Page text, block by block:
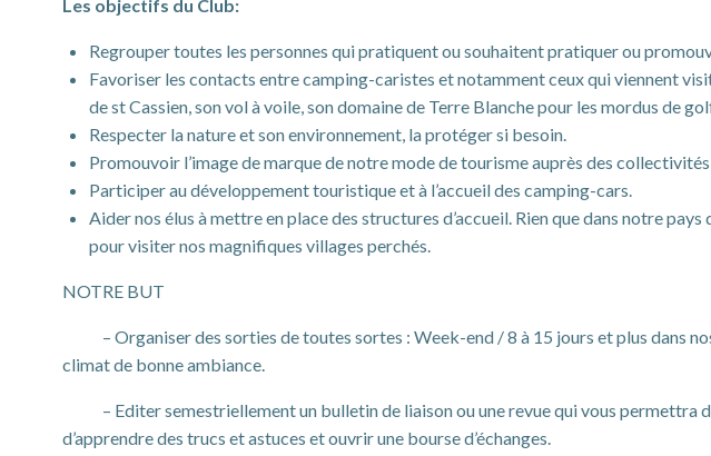
Les objectifs du Club:
Regrouper toutes les personnes qui pratiquent ou souhaitent pratiquer ou
Favoriser les contacts entre camping-caristes et notamment ceux qui viennent
de st Cassien, son vol à voile, son domaine de Terre Blanche pour les mordus de
Respecter la nature et son environnement, la protéger si besoin.
Promouvoir l’image de marque de notre mode de tourisme auprès des
Participer au développement touristique et à l’accueil des camping-cars.
Aider nos élus à mettre en place des structures d’accueil. Rien que dans notre
pour visiter nos magnifiques villages perchés.
NOTRE BUT
– Organiser des sorties de toutes sortes : Week-end / 8 à 15 jours et plus dans
climat de bonne ambiance.
– Editer semestriellement un bulletin de liaison ou une revue qui vous permettra
d’apprendre des trucs et astuces et ouvrir une bourse d’échanges.